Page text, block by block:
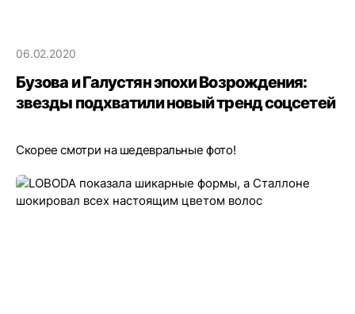
06.02.2020
Бузова и Галустян эпохи Возрождения:
звезды подхватили новый тренд соцсетей
Скорее смотри на шедевральные фото!